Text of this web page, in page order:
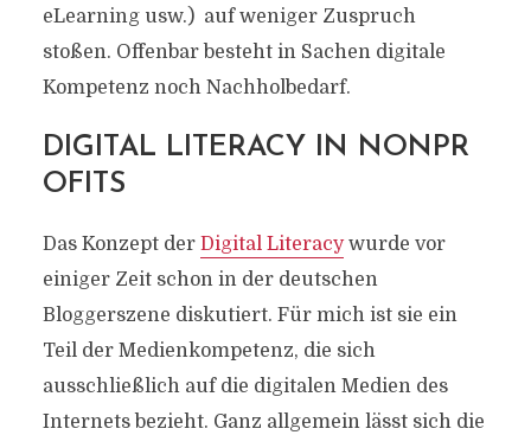
eLearning usw.) auf weniger Zuspruch
stoßen. Offenbar besteht in Sachen digitale
Kompetenz noch Nachholbedarf.
DIGITAL LITERACY IN NONPR
OFITS
Das Konzept der Digital Literacywurde vor
einiger Zeit schon in der deutschen
Bloggerszene diskutiert. Für mich ist sie ein
Teil der Medienkompetenz, die sich
ausschließlich auf die digitalen Medien des
Internets bezieht. Ganz allgemein lässt sich die